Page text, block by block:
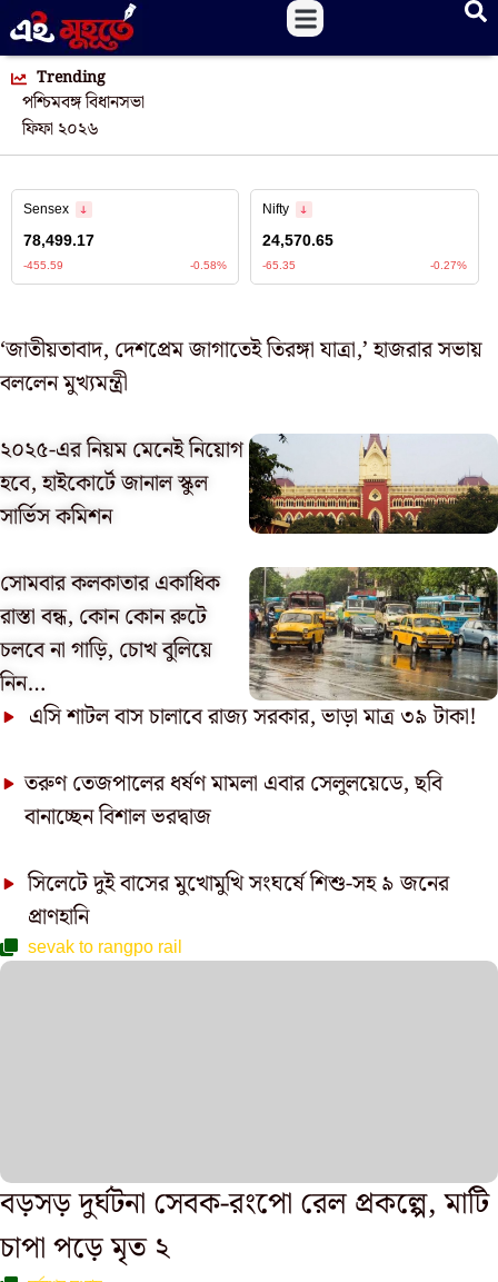
Trending
পশ্চিমবঙ্গ বিধানসভা
ফিফা ২০২৬
‘জাতীয়তাবাদ, দেশপ্রেম জাগাতেই তিরঙ্গা যাত্রা,’ হাজরার সভায়
বললেন মুখ্যমন্ত্রী
২০২৫-এর নিয়ম মেনেই নিয়োগ
হবে, হাইকোর্টে জানাল স্কুল
সার্ভিস কমিশন
সোমবার কলকাতার একাধিক
রাস্তা বন্ধ, কোন কোন রুটে
চলবে না গাড়ি, চোখ বুলিয়ে
নিন…
এসি শাটল বাস চালাবে রাজ্য সরকার, ভাড়া মাত্র ৩৯ টাকা!
তরুণ তেজপালের ধর্ষণ মামলা এবার সেলুলয়েডে, ছবি
বানাচ্ছেন বিশাল ভরদ্বাজ
সিলেটে দুই বাসের মুখোমুখি সংঘর্ষে শিশু-সহ ৯ জনের
প্রাণহানি
sevak to rangpo rail
বড়সড় দুর্ঘটনা সেবক-রংপো রেল প্রকল্পে, মাটি
চাপা পড়ে মৃত ২